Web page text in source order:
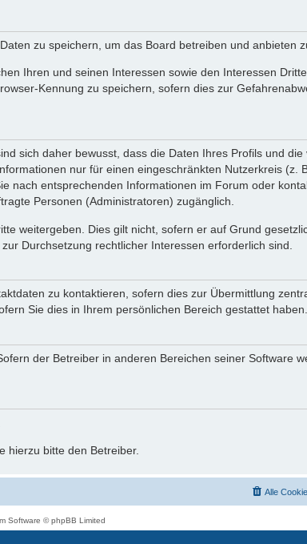
zu speichern, um das Board betreiben und anbieten
Ihren und seinen Interessen sowie den Interessen
Kennung zu speichern, sofern dies zur
sich daher bewusst, dass die Daten Ihres Profils und
nur für einen eingeschränkten Nutzerkreis (z.
nach entsprechenden Informationen im Forum oder
Personen (Administratoren) zugänglich.
weitergeben. Dies gilt nicht, sofern er auf Grund
Durchsetzung rechtlicher Interessen erforderlich sind.
zu kontaktieren, sofern dies zur Übermittlung
Sie dies in Ihrem persönlichen Bereich gestattet haben.
der Betreiber in anderen Bereichen seiner Software
hierzu bitte den Betreiber.
Alle
Software © phpBB Limited